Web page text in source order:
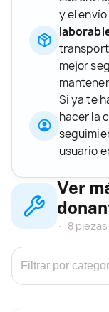
y el
mejor
Si ya te
hacer la
usuario
Ver
8 piezas